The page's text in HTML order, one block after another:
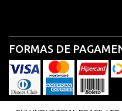
FORMAS DE